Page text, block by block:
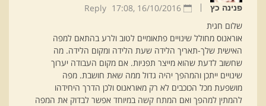
פנינה כץ 16/10/2016 ,
17:08
Reply
שלום חגית
אוראנוס מחולל שינויים פתאומיים לטוב ולרע בהתאם למפה
האישית שלך-תאריך הלידה שעת הלידה ומקום הלידה. מה
שחשוב לדעת שהוא מייצר תפניות. אם מקום העבודה יערוך
שינויים ייתכן והמהפך יהיה גדול ממה שאת חושבת. מפה
מושפעת מכל הכוכבים לא רק מאוראנוס ולכן הדרך היחידהו
להמתין למהפך ואם המתח קשה במיוחד אפשר לבדוק את המפה